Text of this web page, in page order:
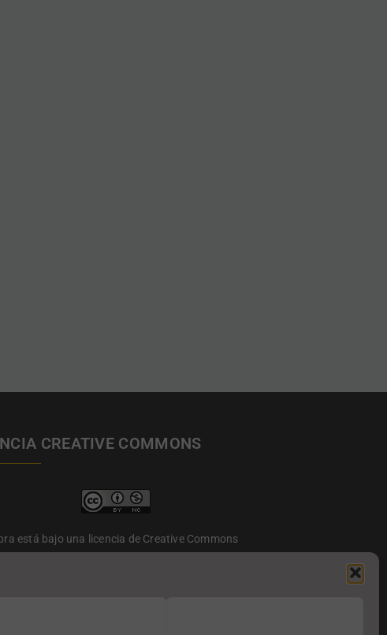
CREATIVE COMMONS
está bajo una licencia de Creative Commons